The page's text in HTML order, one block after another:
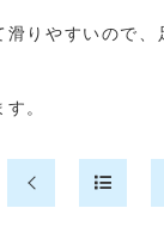
滑りやすいので
。